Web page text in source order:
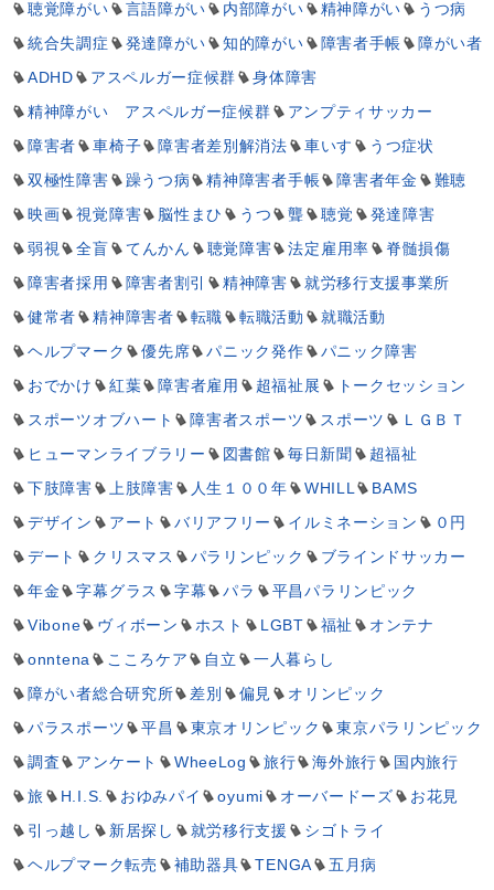
聴覚障がい
言語障がい 内部障がい 精神障がい
うつ病
統合失調症
発達障がい 知的障がい 障害者手帳
障がい者
ADHD
アスペルガー症候群
身体障害
精神障がい アスペルガー症候群
アンプティサッカー
障害者
車椅子 障害者差別解消法 車いす
うつ症状
双極性障害
躁うつ病 精神障害者手帳 障害者年金
難聴
映画
視覚障害 脳性まひ うつ 聾 聴覚
発達障害
弱視
全盲 てんかん 聴覚障害 法定雇用率
脊髄損傷
障害者採用
障害者割引 精神障害
就労移行支援事業所
健常者
精神障害者 転職 転職活動
就職活動
ヘルプマーク
優先席 パニック発作
パニック障害
おでかけ
紅葉 障害者雇用 超福祉展
トークセッション
スポーツオブハート
障害者スポーツ スポーツ
ＬＧＢＴ
ヒューマンライブラリー
図書館 毎日新聞
超福祉
下肢障害
上肢障害 人生１００年 WHILL
BAMS
デザイン
アート バリアフリー イルミネーション
０円
デート
クリスマス パラリンピック
ブラインドサッカー
年金
字幕グラス 字幕 パラ
平昌パラリンピック
Vibone
ヴィボーン ホスト LGBT 福祉
オンテナ
onntena
こころケア 自立
一人暮らし
障がい者総合研究所
差別 偏見
オリンピック
パラスポーツ
平昌 東京オリンピック
東京パラリンピック
調査
アンケート WheeLog 旅行 海外旅行
国内旅行
旅
H.I.S. おゆみパイ oyumi オーバードーズ
お花見
引っ越し
新居探し 就労移行支援
シゴトライ
ヘルプマーク転売
補助器具 TENGA 五月病